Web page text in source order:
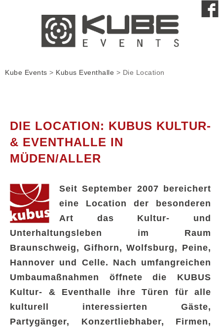
Kube Events > Kubus Eventhalle > Die Location
DIE LOCATION: KUBUS KULTUR-
& EVENTHALLE IN
MÜDEN/ALLER
Seit September 2007 bereichert
eine Location der besonderen
Art das Kultur- und
Unterhaltungsleben im Raum
Braunschweig, Gifhorn, Wolfsburg, Peine,
Hannover und Celle. Nach umfangreichen
Umbaumaßnahmen öffnete die KUBUS
Kultur- & Eventhalle ihre Türen für alle
kulturell interessierten Gäste,
Partygänger, Konzertliebhaber, Firmen,